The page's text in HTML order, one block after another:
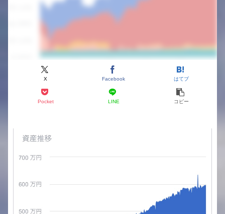
X Facebook はてブ
Pocket LINE コピー